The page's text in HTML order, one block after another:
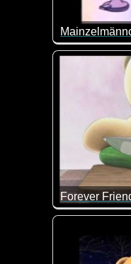
Die
Forever
Heute